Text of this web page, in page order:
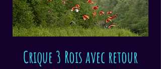
Crique 3 Rois avec retour